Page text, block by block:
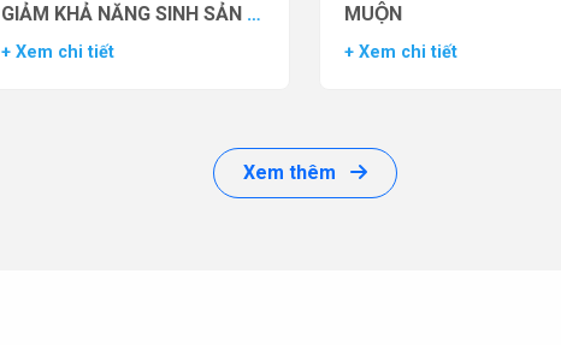
GIẢM KHẢ NĂNG SINH SẢN Ở
NAM GIỚI
+ Xem chi tiết
MUỘN
+ Xem chi tiết
Xem thêm